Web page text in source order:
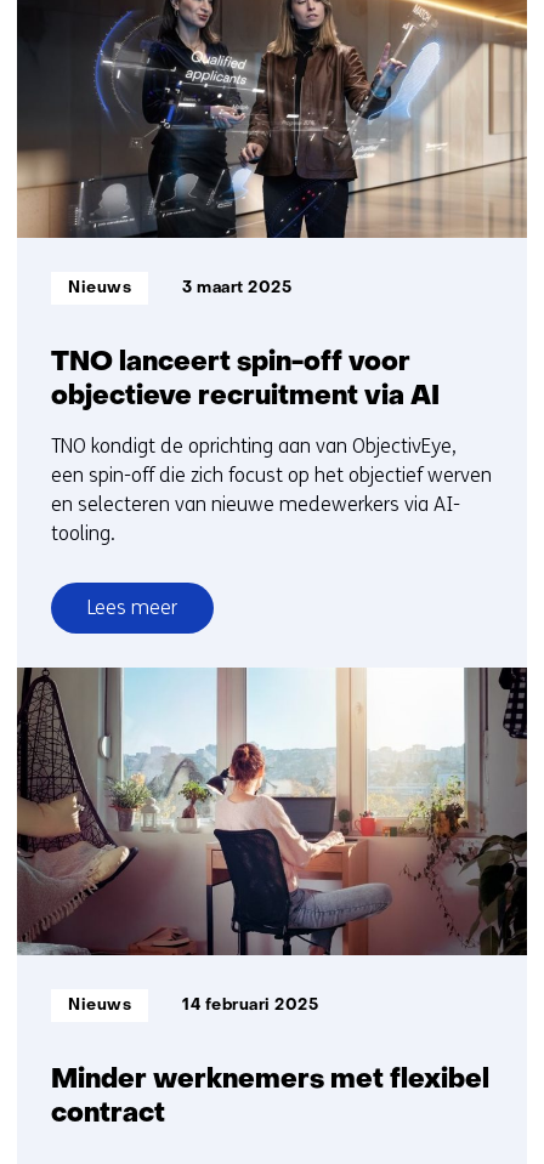
met
ons
op)
getoond
21
t/m
25
TNO lanceert spin-off voor
objectieve recruitment via AI
Informatietype:
Nieuws 3 maart 2025
TNO kondigt de oprichting aan van ObjectivEye,
een spin-off die zich focust op het objectief werven
en selecteren van nieuwe medewerkers via AI-
tooling.
Lees meer
over
TNO
off
voor
objectieve
recruitment
via
AI
Minder werknemers met flexibel
contract
Informatietype:
Nieuws 14 februari 2025